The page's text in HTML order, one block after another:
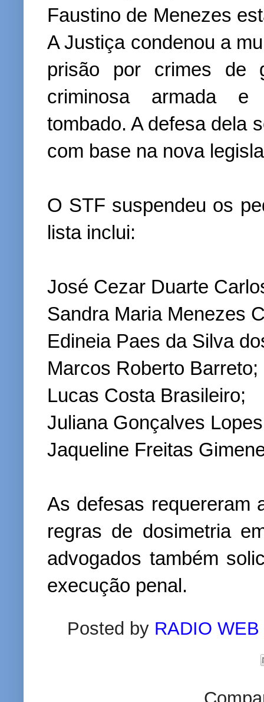
Faustino de Menezes
A Justiça condenou a
prisão por crimes de
criminosa armada e
tombado. A defesa dela
com base na nova
O STF suspendeu os
lista inclui:
José Cezar Duarte
Sandra Maria Menezes
Edineia Paes da Silva
Marcos Roberto Barreto;
Lucas Costa Brasileiro;
Juliana Gonçalves
Jaqueline Freitas
As defesas requereram
regras de dosimetria
advogados também
execução penal.
Posted by RADIO